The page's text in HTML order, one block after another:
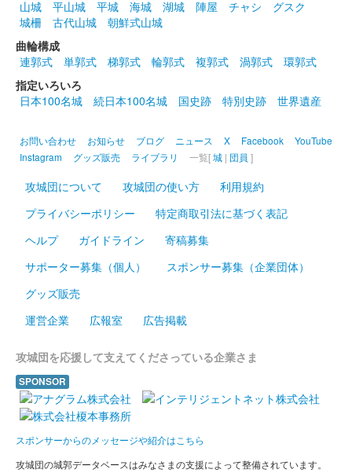
山城
平山城 平城 海城 湖城 陣屋 チャシ
グスク
城柵
古代山城
朝鮮式山城
曲輪構成
連郭式
単郭式 梯郭式 輪郭式 複郭式 渦郭式
環郭式
指定いろいろ
日本100名城
続日本100名城 国史跡 特別史跡 世界遺産
お問い合わせ お知らせ ブログ ニュース X Facebook
YouTube
Instagram
グッズ販売 ライブラリ 一覧[城 | 団員 ]
攻城団について 攻城団の使い方
利用規約
プライバシーポリシー
特定商取引法に基づく表記
ヘルプ
ガイドライン
寄稿募集
サポーター募集（個人）
スポンサー募集（企業団体）
グッズ販売
運営企業
広報室 広告掲載
攻城団を応援して支えてくださっている企業さま
SPONSOR
スポンサーからのメッセージや紹介はこちら
攻城団の城郭データベースはみなさまの支援によって整備されています。